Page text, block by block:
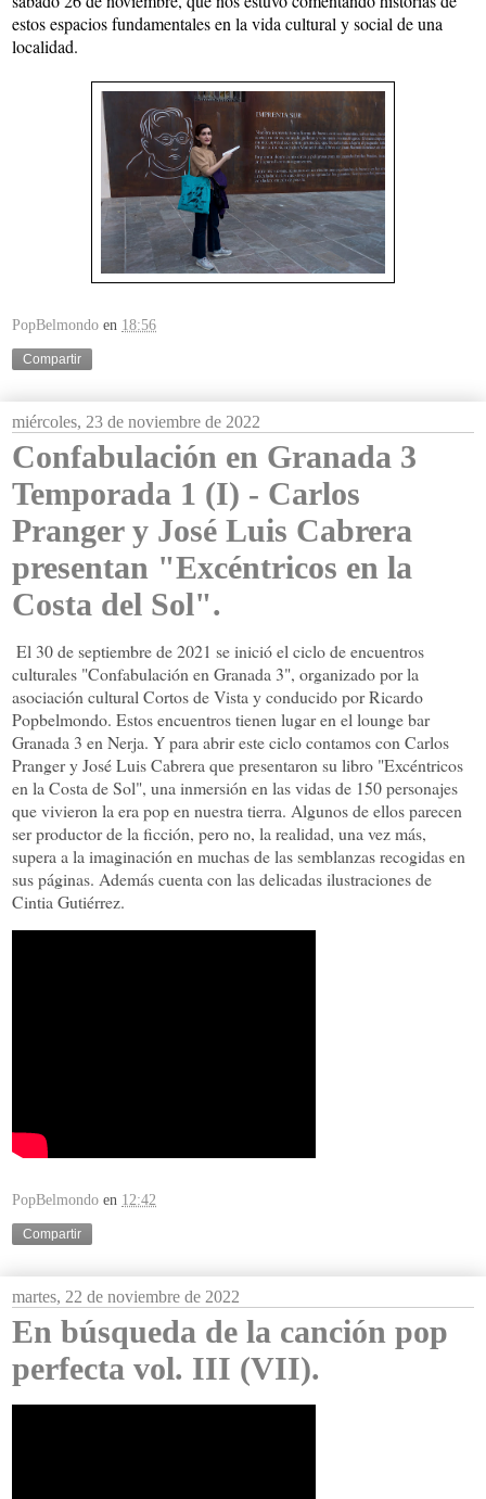
estos espacios fundamentales en la vida cultural y social de una
localidad.
PopBelmondo en 18:56
Compartir
miércoles, 23 de noviembre de 2022
Confabulación en Granada 3
Temporada 1 (I) - Carlos
Pranger y José Luis Cabrera
presentan "Excéntricos en la
Costa del Sol".
El 30 de septiembre de 2021 se inició el ciclo de encuentros
culturales "Confabulación en Granada 3", organizado por la
asociación cultural Cortos de Vista y conducido por Ricardo
Popbelmondo. Estos encuentros tienen lugar en el lounge bar
Granada 3 en Nerja. Y para abrir este ciclo contamos con Carlos
Pranger y José Luis Cabrera que presentaron su libro "Excéntricos
en la Costa de Sol", una inmersión en las vidas de 150 personajes
que vivieron la era pop en nuestra tierra. Algunos de ellos parecen
ser productor de la ficción, pero no, la realidad, una vez más,
supera a la imaginación en muchas de las semblanzas recogidas en
sus páginas. Además cuenta con las delicadas ilustraciones de
Cintia Gutiérrez.
PopBelmondo en 12:42
Compartir
martes, 22 de noviembre de 2022
En búsqueda de la canción pop
perfecta vol. III (VII).